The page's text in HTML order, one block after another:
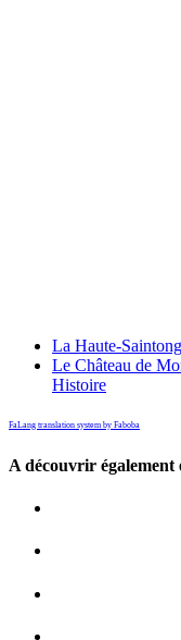
La Haute-
Le Château de
Histoire
FaLang translation system by Faboba
A découvrir également